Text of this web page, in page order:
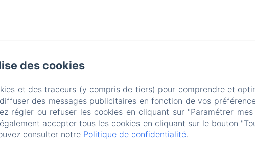
EN FR IT DE
NL
Créé par Amenitiz
des cookies
et des traceurs (y compris de tiers) pour comprendre et
des messages publicitaires en fonction de vos
régler ou refuser les cookies en cliquant sur "Paramétrer
accepter tous les cookies en cliquant sur le bouton
consulter notre Politique de confidentialité.